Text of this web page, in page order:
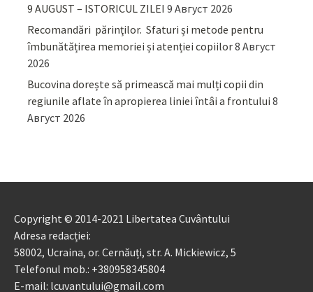
9 AUGUST – ISTORICUL ZILEI 9 Август 2026
Recomandări părinţilor. Sfaturi și metode pentru
îmbunătățirea memoriei și atenției copiilor8 Август
2026
Bucovina dorește să primească mai mulți copii din
regiunile aflate în apropierea liniei întâi a frontului 8
Август 2026
Copyright © 2014-2021 Libertatea Cuvântului
Adresa redacției:
58002, Ucraina, or. Cernăuți, str. A. Mickiewicz, 5
Telefonul mob.: +380958345804
E-mail: lcuvantului@gmail.com